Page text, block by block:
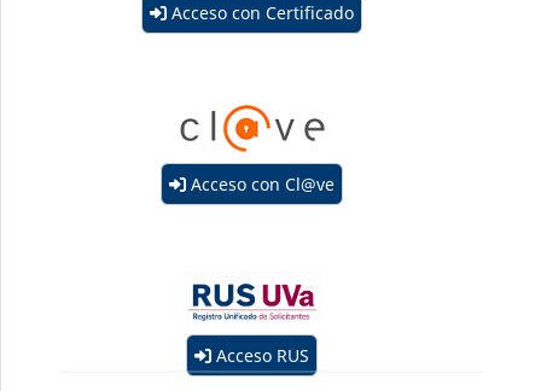
Acceso con Certificado
Acceso con Cl@ve
Acceso RUS